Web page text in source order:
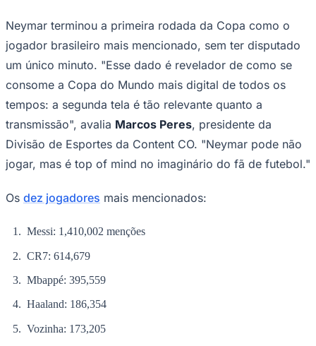
São Paulo
Neymar terminou a primeira rodada da Copa como o
jogador brasileiro mais mencionado, sem ter disputado
um único minuto. "Esse dado é revelador de como se
consome a Copa do Mundo mais digital de todos os
tempos: a segunda tela é tão relevante quanto a
transmissão", avalia Marcos Peres, presidente da
Divisão de Esportes da Content CO. "Neymar pode não
jogar, mas é top of mind no imaginário do fã de futebol."
Os dez jogadores mais mencionados:
Messi: 1,410,002 menções
CR7: 614,679
Mbappé: 395,559
Haaland: 186,354
Vozinha: 173,205